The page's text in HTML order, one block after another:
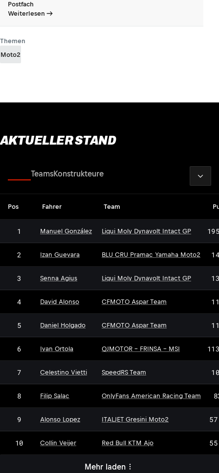
Postfach
Weiterlesen
Themen
Moto2
AKTUELLER STAND
TeamsKonstrukteure
Pos Fahrer Team
1 Manuel González Liqui Moly Dynavolt Intact GP
2 Izan Guevara BLU CRU Pramac Yamaha Moto2
3 Senna Agius Liqui Moly Dynavolt Intact GP
4 David Alonso CFMOTO Aspar Team
5 Daniel Holgado CFMOTO Aspar Team
6 Ivan Ortola QJMOTOR - FRINSA - MSI
7 Celestino Vietti SpeedRS Team
8 Filip Salac OnlyFans American Racing Team
9 Alonso Lopez ITALJET Gresini Moto2
10 Collin Veijer Red Bull KTM Ajo
Mehr laden